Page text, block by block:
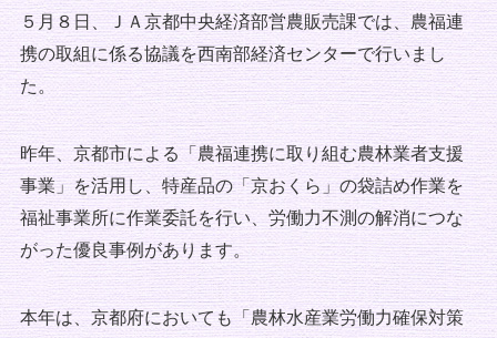
５月８日、ＪＡ京都中央経済部営農販売課では、農福連
携の取組に係る協議を西南部経済センターで行いまし
た。
昨年、京都市による「農福連携に取り組む農林業者支援
事業」を活用し、特産品の「京おくら」の袋詰め作業を
福祉事業所に作業委託を行い、労働力不測の解消につな
がった優良事例があります。
本年は、京都府においても「農林水産業労働力確保対策